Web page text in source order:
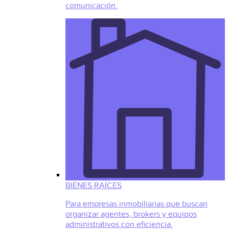
comunicación.
BIENES RAÍCES
Para empresas inmobiliarias que buscan
organizar agentes, brokers y equipos
administrativos con eficiencia.